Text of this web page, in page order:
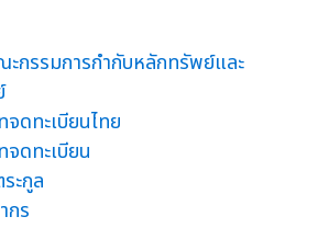
ะกรรมการกำกับหลักทรัพย์และ
ดทะเบียนไทย
ดทะเบียน
ะกูล
กร